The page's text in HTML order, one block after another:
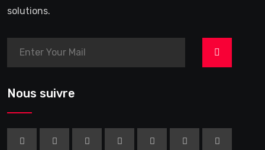
solutions.
>
Nous suivre